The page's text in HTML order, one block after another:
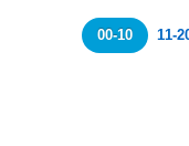
00-10 11-